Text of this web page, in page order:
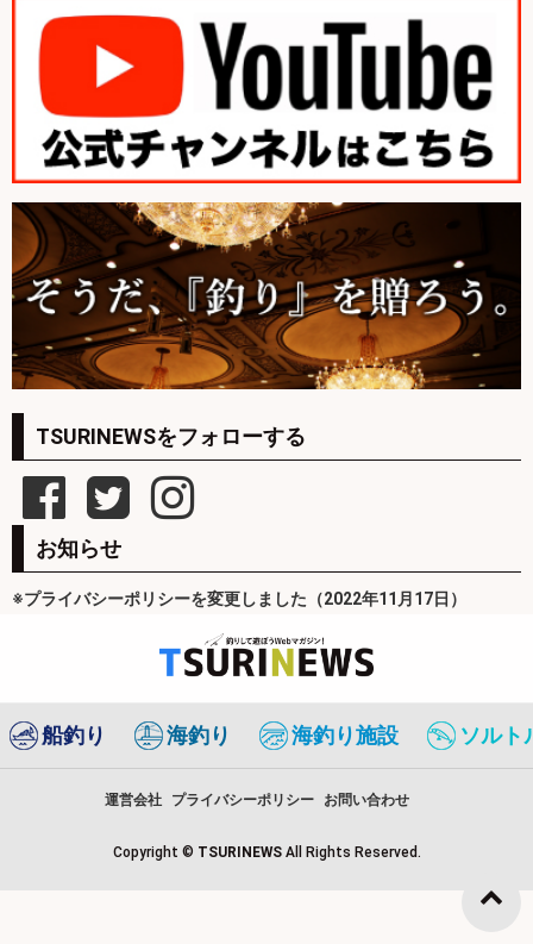
TSURINEWSをフォローする
お知らせ
※プライバシーポリシーを変更しました（2022年11月17日）
船釣り 海釣り 海釣り施設 ソルト
運営会社 プライバシーポリシー お問い合わせ
Copyright © TSURINEWS All Rights Reserved.